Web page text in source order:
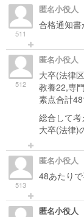
511
匿名小役人
合格通知
512
匿名小役人
大卒(法律
教養22,専
素点合計
総合して考
大卒(法律)
513
匿名小役人
48あたり
匿名小役人